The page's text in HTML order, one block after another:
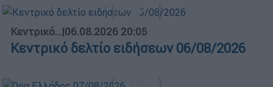
Κεντρικό...|06.08.2026 20:05
Κεντρικό δελτίο ειδήσεων 06/08/2026